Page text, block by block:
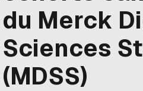
du Merck
Sciences
(MDSS)